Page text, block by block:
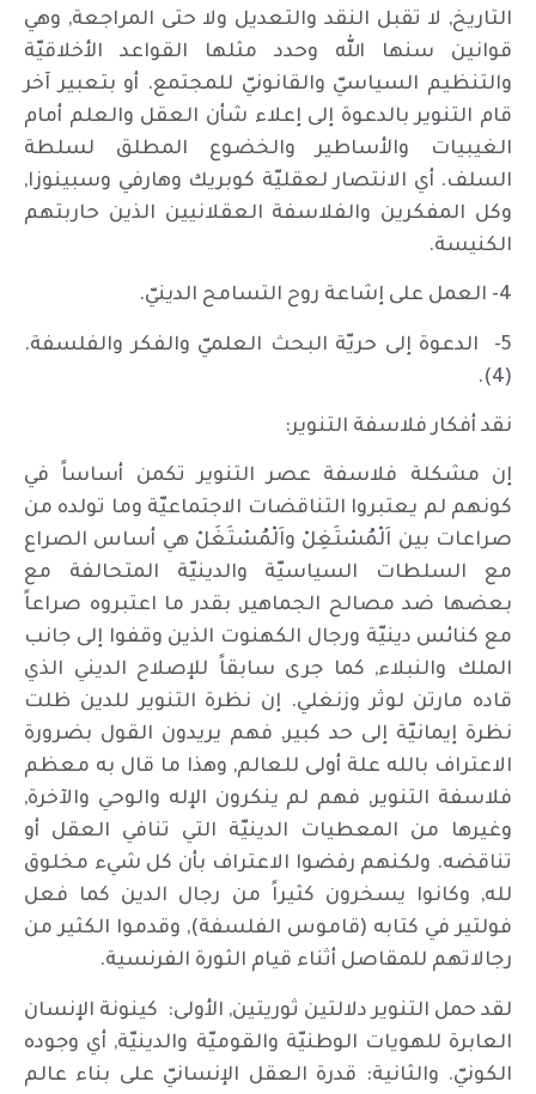
التاريخ, لا تقبل النقد والتعديل ولا حتى المراجعة, وهي
قوانين سنها الله وحدد مثلها القواعد الأخلاقيّة
والتنظيم السياسيّ والقانونيّ للمجتمع. أو بتعبير آخر
قام التنوير بالدعوة إلى إعلاء شأن العقل والعلم أمام
الغيبيات والأساطير والخضوع المطلق لسلطة
السلف. أي الانتصار لعقليّة كوبريك وهارفي وسبينوزا,
وكل المفكرين والفلاسفة العقلانيين الذين حاربتهم
الكنيسة.
4- العمل على إشاعة روح التسامح الدينيّ.
5- الدعوة إلى حريّة البحث العلميّ والفكر والفلسفة.
(4).
نقد أفكار فلاسفة التنوير:
إن مشكلة فلاسفة عصر التنوير تكمن أساساً في
كونهم لم يعتبروا التناقضات الاجتماعيّة وما تولده من
صراعات بين اَلْمُسْتَغِلْ واَلْمُسْتَغَلْ هي أساس الصراع
مع السلطات السياسيّة والدينيّة المتحالفة مع
بعضها ضد مصالح الجماهير, بقدر ما اعتبروه صراعاً
مع كنائس دينيّة ورجال الكهنوت الذين وقفوا إلى جانب
الملك والنبلاء, كما جرى سابقاً للإصلاح الديني الذي
قاده مارتن لوثر وزنغلي. إن نظرة التنوير للدين ظلت
نظرة إيمانيّة إلى حد كبير, فهم يريدون القول بضرورة
الاعتراف بالله علة أولى للعالم, وهذا ما قال به معظم
فلاسفة التنوير, فهم لم ينكرون الإله والوحي والآخرة,
وغيرها من المعطيات الدينيّة التي تنافي العقل أو
تناقضه. ولكنهم رفضوا الاعتراف بأن كل شيء مخلوق
لله, وكانوا يسخرون كثيراً من رجال الدين كما فعل
فولتير في كتابه (قاموس الفلسفة), وقدموا الكثير من
رجالاتهم للمقاصل أثناء قيام الثورة الفرنسية.
لقد حمل التنوير دلالتين ثوريتين, الأولى: كينونة الإنسان
العابرة للهويات الوطنيّة والقوميّة والدينيّة, أي وجوده
الكونيّ. والثانية: قدرة العقل الإنسانيّ على بناء عالم